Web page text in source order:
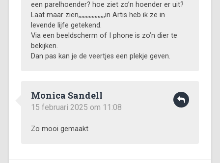
een parelhoender? hoe ziet zo’n hoender er uit?
Laat maar zien,,,,,,,,,,,,,,,,,,in Artis heb ik ze in
levende lijfe getekend.
Via een beeldscherm of I phone is zo’n dier te
bekijken.
Dan pas kan je de veertjes een plekje geven.
Monica Sandell
15 februari 2025 om 11:08
Zo mooi gemaakt